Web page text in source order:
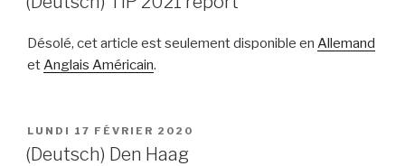
Désolé, cet article est seulement disponible en Allemand
etAnglais Américain.
PUBLIÉ
LE
LUNDI 17 FÉVRIER 2020
(Deutsch) Den Haag